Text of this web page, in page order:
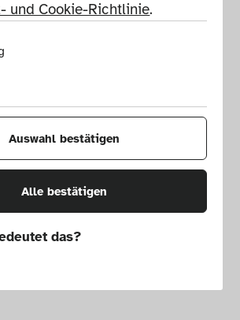
und Cookie-Richtlinie.
Auswahl bestätigen
Alle bestätigen
das?
können wir durch
(Prototyp)